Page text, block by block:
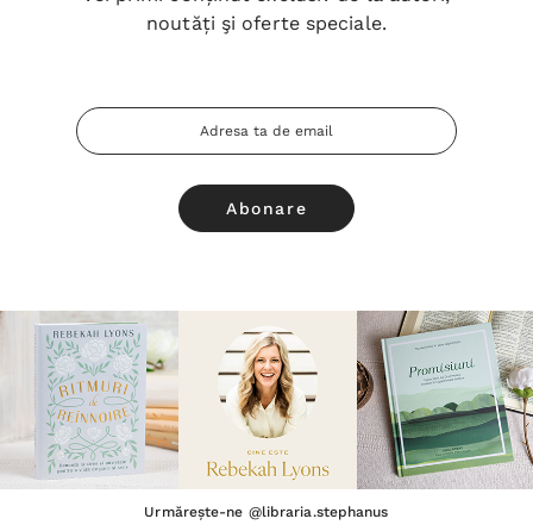
noutăți şi oferte speciale.
Adresa
Email
Urmărește-ne @libraria.stephanus